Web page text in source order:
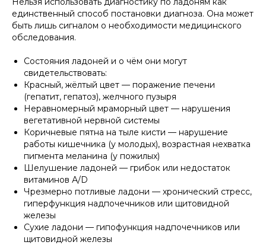
единственный способ постановки диагноза. Она может
быть лишь сигналом о необходимости медицинского
обследования.
Состояния ладоней и о чём они могут
свидетельствовать:
Красный, жёлтый цвет — поражение печени
(гепатит, гепатоз), желчного пузыря
Неравномерный мраморный цвет — нарушения
вегетативной нервной системы
Коричневые пятна на тыле кисти — нарушение
работы кишечника (у молодых), возрастная нехватка
пигмента меланина (у пожилых)
Шелушение ладоней — грибок или недостаток
витаминов А/D
Чрезмерно потливые ладони — хронический стресс,
гиперфункция надпочечников или щитовидной
железы
Сухие ладони — гипофункция надпочечников или
щитовидной железы